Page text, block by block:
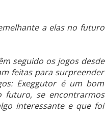
a elas no futuro
seguido os jogos desde
feitas para surpreender
Exeggutor é um bom
futuro, se encontrarmos
interessante e que foi